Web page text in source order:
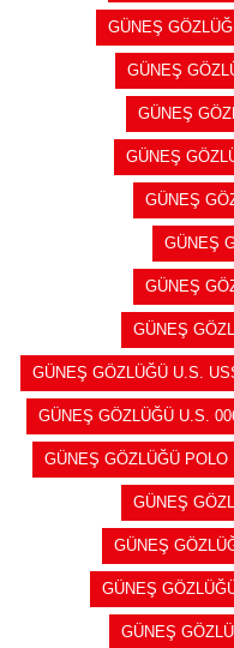
GÜNEŞ
GÜNEŞ
GÜNEŞ
GÜNEŞ
GÜNEŞ
GÜNEŞ
GÜNEŞ
GÜNEŞ
GÜNEŞ GÖZLÜĞÜ U.S.
GÜNEŞ GÖZLÜĞÜ U.S.
GÜNEŞ GÖZLÜĞÜ POLO
GÜNEŞ
GÜNEŞ
GÜNEŞ
GÜNEŞ